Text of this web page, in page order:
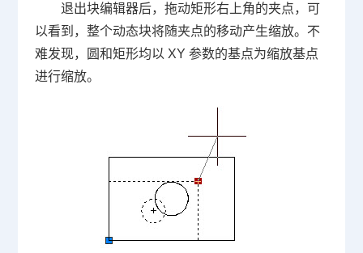
退出块编辑器后，拖动矩形右上角的夹点，可
以看到，整个动态块将随夹点的移动产生缩放。不
难发现，圆和矩形均以 XY 参数的基点为缩放基点
进行缩放。